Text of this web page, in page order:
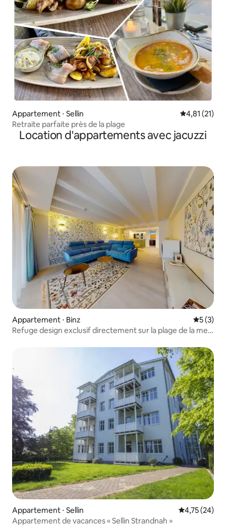
Appartement ⋅ Sellin Évaluation
4,81 (21)
Retraite parfaite près de la plage
Location d'appartements avec jacuzzi
Appartement ⋅ Binz
5 (3)
Refuge design exclusif directement sur la plage de la mer
Appartement ⋅ Sellin Évaluation
4,75 (24)
Appartement de vacances « Sellin Strandnah »